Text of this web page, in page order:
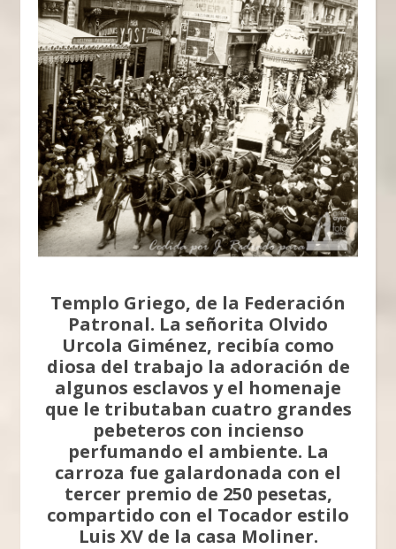
Templo Griego, de la Federación
Patronal. La señorita Olvido
Urcola Giménez, recibía como
diosa del trabajo la adoración de
algunos esclavos y el homenaje
que le tributaban cuatro grandes
pebeteros con incienso
perfumando el ambiente. La
carroza fue galardonada con el
tercer premio de 250 pesetas,
compartido con el Tocador estilo
Luis XV de la casa Moliner.